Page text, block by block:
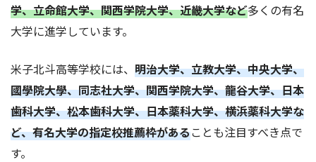
学、立命館大学、関西学院大学、近畿大学など多くの有名
大学に進学しています。
米子北斗高等学校には、 明治大学、立教大学、中央大学、
國學院大學、同志社大学、関西学院大学、龍谷大学、日本
歯科大学、松本歯科大学、日本薬科大学、横浜薬科大学な
ど、有名大学の指定校推薦枠があることも注目すべき点で
す。